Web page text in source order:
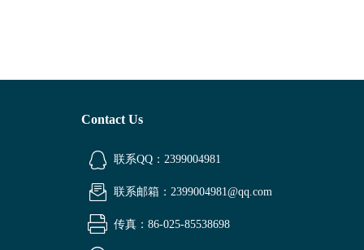
Contact Us
联系QQ：2399004981
联系邮箱：2399004981@qq.com
传真：86-025-85538698